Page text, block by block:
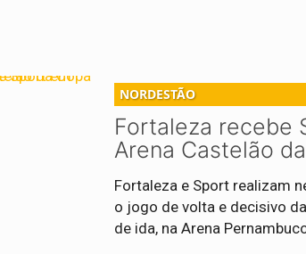
NORDESTÃO
Fortaleza recebe
Arena Castelão
Fortaleza e Sport realizam
o jogo de volta e decisivo
de ida, na Arena